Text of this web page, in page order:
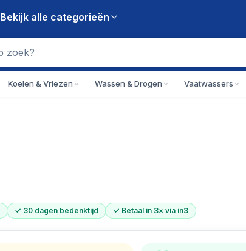
Bekijk alle categorieën
Koelen & Vriezen Wassen & Drogen Vaatwassers
✓ 30 dagen bedenktijd ✓ Betaal in 3× via in3